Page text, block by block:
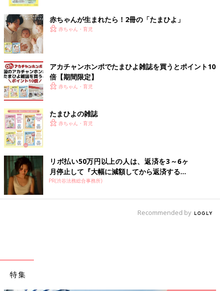
るだけではないことを、大阪や札幌に転勤した時に実感しまし
た。仕事だけではなくて、その街や人、文化や歴史など、何に対
して自分が興味をひかれるのか。北海道でブランド米を作ろうと
取り組んでいる米農家を取材した際、徹底的に知りたいとていね
いに、言い換えれば“しつこく”話を伺いました。その熱が届いた
ば、角度が変わり、見え方も違ってくるものだと学びました。
今年、舞台に初めて挑戦しましたが、その時に痛感したことがあ
ります。新たなことにチャレンジにする時に最大の恵みは、出会
いなのだということです。自分では不安や難しさと格闘している
ので、わからないことや、知りたいことを、次々に質問します。
その姿がまわりにはいい刺激となっていたと聞き安堵（あんど）
しました。知って、学んで、楽しむことが私にとってのチャレン
ジなのだと感じています。
娘が興味を持ったことを一緒に体験して楽しみたい
赤ちゃんが生まれたら！2冊の「たまひよ」
赤ちゃん・育児
アカチャンホンポでたまひよ雑誌を買うとポイント10
倍【期間限定】
赤ちゃん・育児
たまひよの雑誌
赤ちゃん・育児
リボ払い50万円以上の人は、返済を3～6ヶ
月停止して『大幅に減額してから返済する...
PR(渋谷法務総合事務所)
Recommended by
特集